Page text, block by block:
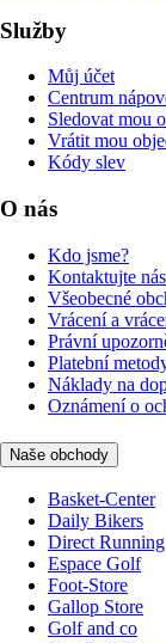
Služby
Můj účet
Centrum
Sledovat mou
Vrátit mou
Kódy slev
O nás
Kdo jsme?
Kontaktujte nás
Všeobecné
Vrácení a
Právní
Platební
Náklady na
Oznámení o
Naše obchody
Basket-Center
Daily Bikers
Direct Running
Espace Golf
Foot-Store
Gallop Store
Golf and co